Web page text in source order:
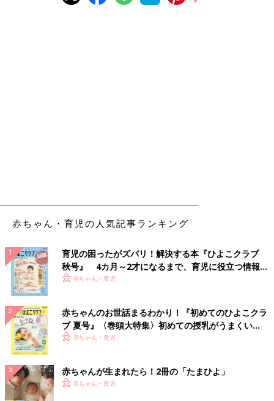
赤ちゃん・育児の人気記事ランキング
育児の困ったがズバリ！解決する本『ひよこクラブ
秋号』 4カ月～2才になるまで、育児に役立つ情報が
いっぱい！
赤ちゃん・育児
赤ちゃんのお世話まるわかり！『初めてのひよこクラ
ブ 夏号』〈巻頭大特集〉初めての授乳がうまくい
く！ おっぱい・ミルクの基本と夏のトラブル 解決テ
赤ちゃん・育児
赤ちゃんが生まれたら！2冊の「たまひよ」
赤ちゃん・育児